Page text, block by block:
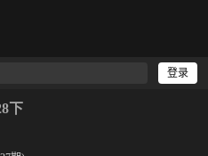
登录
下